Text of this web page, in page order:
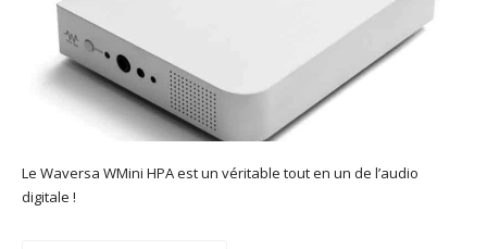
Le Waversa WMini HPA est un véritable tout en un de l’audio
digitale !